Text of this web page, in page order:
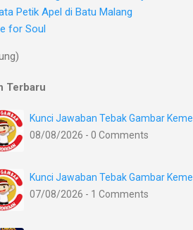
Petik Apel di Batu Malang
for Soul
Terbaru
Kunci Jawaban Tebak Gambar
08/08/2026 - 0 Comments
Kunci Jawaban Tebak Gambar
07/08/2026 - 1 Comments